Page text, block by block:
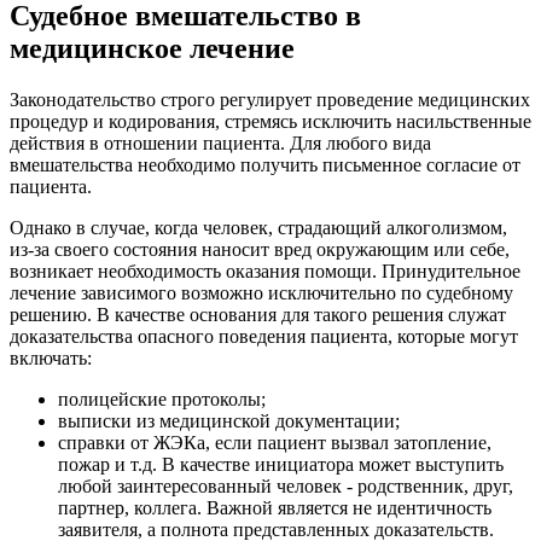
Судебное вмешательство в
медицинское лечение
Законодательство строго регулирует проведение медицинских
процедур и кодирования, стремясь исключить насильственные
действия в отношении пациента. Для любого вида
вмешательства необходимо получить письменное согласие от
пациента.
Однако в случае, когда человек, страдающий алкоголизмом,
из-за своего состояния наносит вред окружающим или себе,
возникает необходимость оказания помощи. Принудительное
лечение зависимого возможно исключительно по судебному
решению. В качестве основания для такого решения служат
доказательства опасного поведения пациента, которые могут
включать:
полицейские протоколы;
выписки из медицинской документации;
справки от ЖЭКа, если пациент вызвал затопление,
пожар и т.д. В качестве инициатора может выступить
любой заинтересованный человек - родственник, друг,
партнер, коллега. Важной является не идентичность
заявителя, а полнота представленных доказательств.